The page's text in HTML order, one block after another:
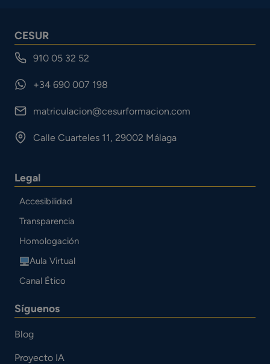
CESUR
910 05 32 52
+34 690 007 198
matriculacion@cesurformacion.com
Calle Cuarteles 11, 29002 Málaga
Legal
Accesibilidad
Transparencia
Homologación
Aula Virtual
Canal Ético
Síguenos
Blog
Proyecto IA